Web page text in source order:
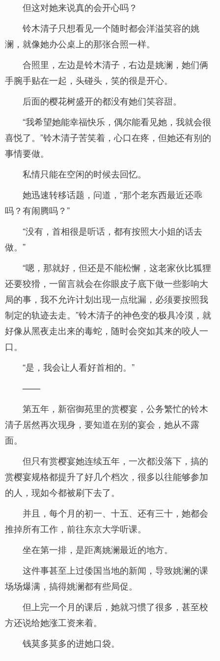
但这对她来说真的会开心吗？
铃木清子只想看见一个随时都会洋溢笑容的姚
澜，就像她办公桌上的那张合照一样。
合照里，左边是铃木清子，右边是姚澜，她们俩
手腕手贴在一起，头碰头，笑的很是开心。
后面的樱花树盛开的都没有她们笑容甜。
“我希望她能幸福快乐，偶尔能看见她，我就会很
喜悦了。”铃木清子苦笑着，心口在疼，但她还有别的
事情要做。
私情只能在空闲的时候去回忆。
她迅速转移话题，问道，“那个老东西最近还乖
吗？有闹腾吗？”
“没有，首相很是听话，都有按照大小姐的话去
做。”
“嗯，那就好，但还是不能松懈，这老家伙比狐狸
还要狡猾，一留言就会在你眼皮子底下做一些影响大
局的事，我不允许计划出现一点纰漏，必须要按照我
制定的轨迹去走。”铃木清子的神色变的极具冷漠，就
好像从黑夜走出来的毒蛇，随时会突如其来的咬人一
口。
“是，我会让人看好首相的。”
——
第五年，新宿御苑里的赏樱宴，公务繁忙的铃木
清子居然再次现身，要知道在别的宴会，她从不露
面。
但只有赏樱宴她连续五年，一次都没落下，搞的
赏樱宴规格都提升了好几个档次，很多以往能够参加
的人，现如今都被刷下去了。
并且，每个月的初一、十五、还有三十，她都会
推掉所有工作，前往东京大学听课。
坐在第一排，是距离姚澜最近的地方。
这件事甚至上过倭国当地的新闻，导致姚澜的课
场场爆满，搞得姚澜都有些局促。
但上完一个月的课后，她就习惯了很多，甚至校
方还说给她涨工资来着。
钱莫多莫多的进她口袋。